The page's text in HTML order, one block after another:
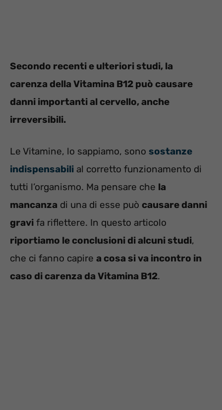
Secondo recenti e ulteriori studi, la
carenza della Vitamina B12 può causare
danni importanti al cervello, anche
irreversibili.
Le Vitamine, lo sappiamo, sono sostanze
indispensabili al corretto funzionamento di
tutti l’organismo. Ma pensare che la
mancanza di una di esse può causare danni
gravi fa riflettere. In questo articolo
riportiamo le conclusioni di alcuni studi,
che ci fanno capire a cosa si va incontro in
caso di carenza da Vitamina B12.